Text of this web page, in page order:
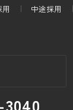
中途採用